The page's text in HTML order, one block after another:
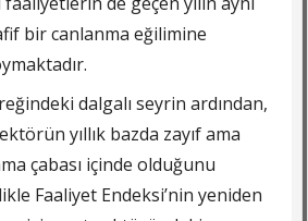
bir canlanma eğilimine
dalgalı seyrin ardından,
yıllık bazda zayıf ama
çabası içinde olduğunu
Faaliyet Endeksi’nin yeniden